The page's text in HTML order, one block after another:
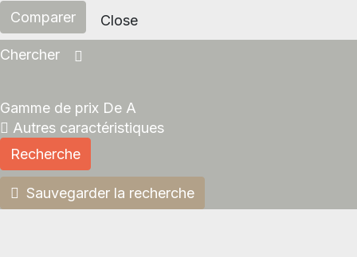
Comparer Close
Chercher
Gamme de prix De A
Autres caractéristiques
Recherche
Sauvegarder la recherche